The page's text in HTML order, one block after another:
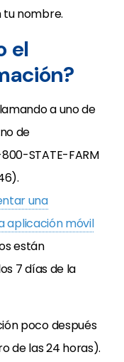
nombre.
el
a uno de
de
STATE-FARM
una
aplicación móvil
están
7 días de la
poco después
de las 24 horas).